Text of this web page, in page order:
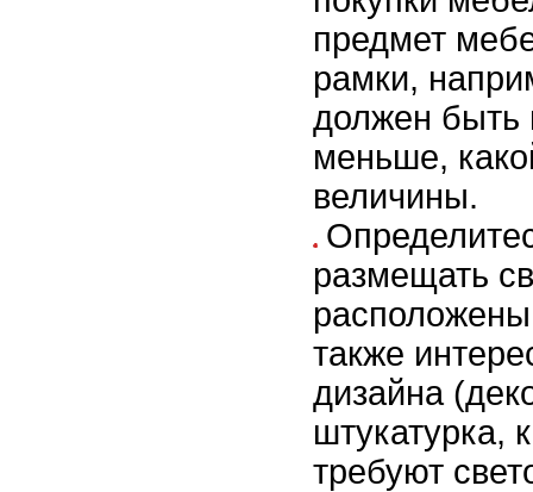
предмет
рамки,
должен быть
меньше,
величины.
размещать
также
дизайна
штукатурка,
требуют